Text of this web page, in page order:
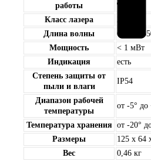
работы
Класс лазера
Длина волны
635 —
Мощность
< 1 мВт
Индикация
есть
Степень защиты от
пыли и влаги
IP54
Диапазон рабочей
температуры
от -5° до
Температура хранения от -20°
Размеры
125 x 64
Вес
0,46 кг